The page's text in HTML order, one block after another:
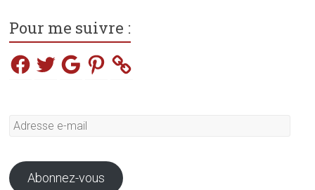
Pour me suivre :
Facebook
TwitterGooglePinterest
Adresse
Abonnez-vous